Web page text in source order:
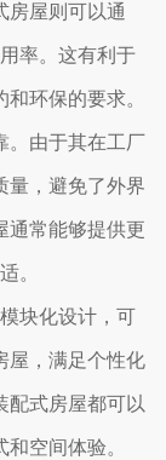
房屋则可以通
率。这有利于
环保的要求。
。由于其在工厂
量，避免了外界
通常能够提供更
。
块化设计，可
屋，满足个性化
配式房屋都可以
空间体验。